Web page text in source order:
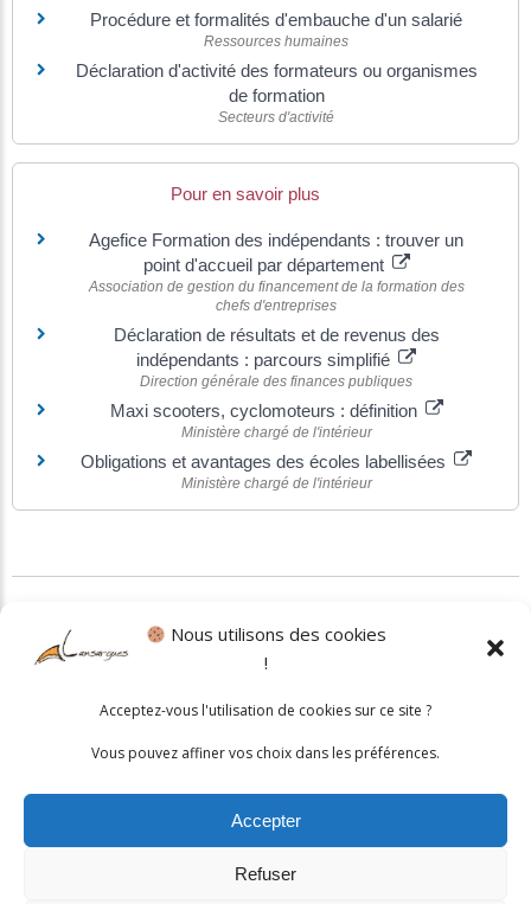
Nous utilisons des cookies
!
Acceptez-vous l'utilisation de cookies sur ce site ?
Vous pouvez affiner vos choix dans les préférences.
Accepter
Refuser
Procédure et formalités d'embauche d'un salarié
Ressources humaines
Déclaration d'activité des formateurs ou organismes
de formation
Secteurs d'activité
Pour en savoir plus
Agefice Formation des indépendants : trouver un
point d'accueil par département
Association de gestion du financement de la formation des
chefs d'entreprises
Déclaration de résultats et de revenus des
indépendants : parcours simplifié
Direction générale des finances publiques
Maxi scooters, cyclomoteurs : définition
Ministère chargé de l'intérieur
Obligations et avantages des écoles labellisées
Ministère chargé de l'intérieur
Politique cookies•Mentions légales